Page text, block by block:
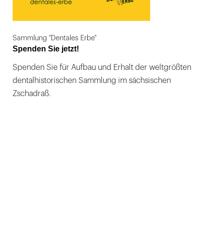
Sammlung "Dentales Erbe"
Spenden Sie jetzt!
Spenden Sie für Aufbau und Erhalt der weltgrößten
dentalhistorischen Sammlung im sächsischen
Zschadraß.